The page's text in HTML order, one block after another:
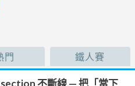
門 鐵人賽
不斷線 — 把「當下